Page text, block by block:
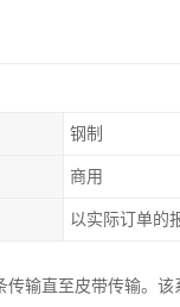
钢制
商用
以实际订单的
输直至皮带传输。该